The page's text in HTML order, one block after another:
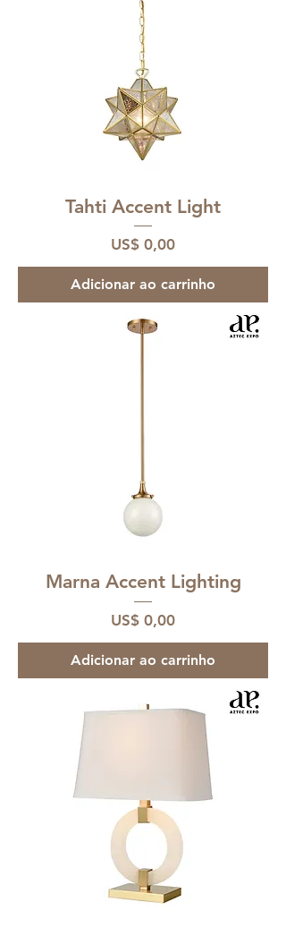
Tahti Accent Light
Preço
US$ 0,00
Adicionar ao carrinho
Marna Accent Lighting
Preço
US$ 0,00
Adicionar ao carrinho